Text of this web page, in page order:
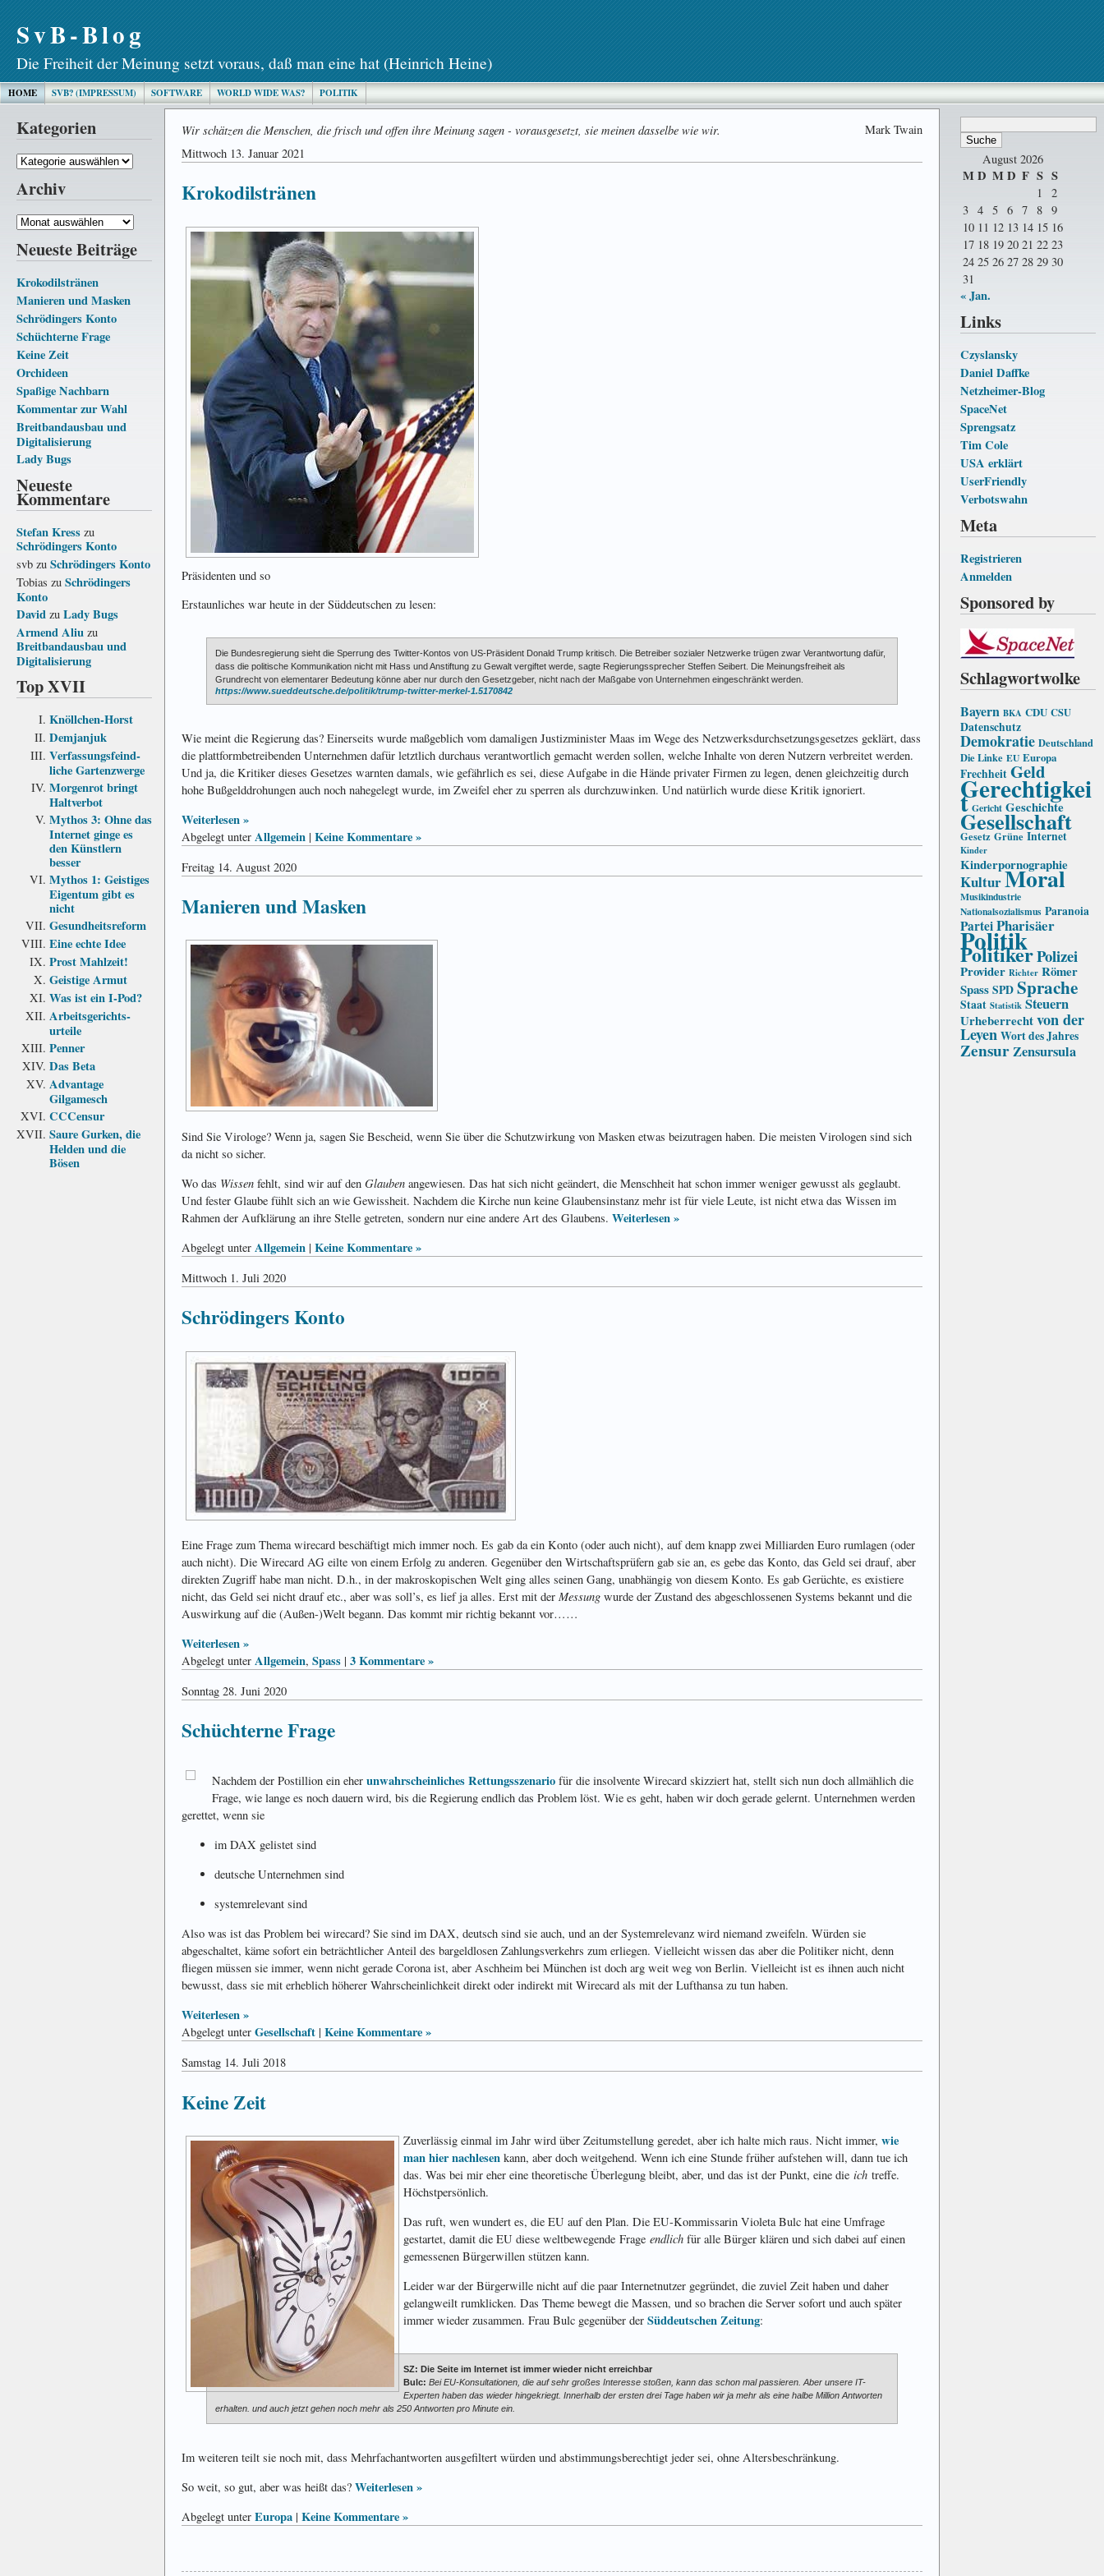
SvB-Blog
Die Freiheit der Meinung setzt voraus, daß man eine hat (Heinrich Heine)
HOME SVB? (IMPRESSUM) SOFTWARE WORLD WIDE WAS? POLITIK
Kategorien
Kategorien
Archiv
Archiv
Neueste Beiträge
Krokodilstränen
Manieren und Masken
Schrödingers Konto
Schüchterne Frage
Keine Zeit
Orchideen
Spaßige Nachbarn
Kommentar zur Wahl
Breitbandausbau und
Digitalisierung
Lady Bugs
Neueste
Kommentare
Stefan Kress zu
Schrödingers Konto
svb zu Schrödingers Konto
Tobias zu Schrödingers
Konto
David zu Lady Bugs
Armend Aliu zu
Breitbandausbau und
Digitalisierung
Top XVII
Knöllchen-Horst
Demjanjuk
Verfassungs­feind­
liche Garten­zwerge
Morgenrot bringt
Haltverbot
Mythos 3: Ohne das
Internet ginge es
den Künstlern
besser
Mythos 1: Geistiges
Eigentum gibt es
nicht
Gesundheits­reform
Eine echte Idee
Prost Mahlzeit!
Geistige Armut
Was ist ein I-Pod?
Arbeits­gerichts­
urteile
Penner
Das Beta
Advantage
Gilgamesch
CCCensur
Saure Gurken, die
Helden und die
Bösen
August 2026
MD MD F S S
1
2
3 4 5 6 7 8 9
10 11 12 13 14 15 16
17 18 19 20 21 22 23
24 25 26 27 28 29 30
31
« Jan.
Links
Czyslansky
Daniel Daffke
Netzheimer-Blog
SpaceNet
Sprengsatz
Tim Cole
USA erklärt
UserFriendly
Verbotswahn
Meta
Registrieren
Anmelden
Sponsored by
Schlagwortwolke
Bayern BKA CDU CSU
Datenschutz
Demokratie Deutschland
Die Linke EU Europa
Frechheit Geld
Gerechtigkei
t Gericht Geschichte
Gesellschaft
Gesetz Grüne Internet
Kinder
Kinderpornographie
KulturMoral
Musikindustrie
Nationalsozialismus Paranoia
ParteiPharisäer
Politik
PolitikerPolizei
Provider Richter Römer
Spass SPD Sprache
Staat Statistik Steuern
Urheberrechtvon der
Leyen Wort des Jahres
ZensurZensursula
Wir schätzen die Menschen, die frisch und offen ihre Meinung sagen - vorausgesetzt, sie meinen dasselbe wie wir.
Mark Twain
Mittwoch 13. Januar 2021
Krokodilstränen
Präsidenten und so
Erstaunliches war heute in der Süddeutschen zu lesen:
Die Bundesregierung sieht die Sperrung des Twitter-Kontos von US-Präsident Donald Trump kritisch. Die Betreiber sozialer Netzwerke trügen zwar Verantwortung dafür,
dass die politische Kommunikation nicht mit Hass und Anstiftung zu Gewalt vergiftet werde, sagte Regierungssprecher Steffen Seibert. Die Meinungsfreiheit als
Grundrecht von elementarer Bedeutung könne aber nur durch den Gesetzgeber, nicht nach der Maßgabe von Unternehmen eingeschränkt werden.
https://www.sueddeutsche.de/politik/trump-twitter-merkel-1.5170842
Wie meint die Regierung das? Einerseits wurde maßgeblich vom damaligen Justizminister Maas im Wege des Netzwerksdurchsetzungsgesetzes geklärt, dass
die plattformbetreibenden Unternehmen dafür letztlich durchaus verantwortlich gemacht werden sollen, welche Inhalte von deren Nutzern verbreitet werden.
Und ja, die Kritiker dieses Gesetzes warnten damals, wie gefährlich es sei, diese Aufgabe in die Hände privater Firmen zu legen, denen gleichzeitig durch
hohe Bußgelddrohungen auch noch nahegelegt wurde, im Zweifel eher zu sperren als durchzuwinken. Und natürlich wurde diese Kritik ignoriert.
Weiterlesen »
Abgelegt unter Allgemein | Keine Kommentare »
Freitag 14. August 2020
Manieren und Masken
Sind Sie Virologe? Wenn ja, sagen Sie Bescheid, wenn Sie über die Schutzwirkung von Masken etwas beizutragen haben. Die meisten Virologen sind sich
da nicht so sicher.
Wo das Wissen fehlt, sind wir auf den Glauben angewiesen. Das hat sich nicht geändert, die Menschheit hat schon immer weniger gewusst als geglaubt.
Und fester Glaube fühlt sich an wie Gewissheit. Nachdem die Kirche nun keine Glaubensinstanz mehr ist für viele Leute, ist nicht etwa das Wissen im
Rahmen der Aufklärung an ihre Stelle getreten, sondern nur eine andere Art des Glaubens. Weiterlesen »
Abgelegt unter Allgemein | Keine Kommentare »
Mittwoch 1. Juli 2020
Schrödingers Konto
Eine Frage zum Thema wirecard beschäftigt mich immer noch. Es gab da ein Konto (oder auch nicht), auf dem knapp zwei Milliarden Euro rumlagen (oder
auch nicht). Die Wirecard AG eilte von einem Erfolg zu anderen. Gegenüber den Wirtschaftsprüfern gab sie an, es gebe das Konto, das Geld sei drauf, aber
direkten Zugriff habe man nicht. D.h., in der makroskopischen Welt ging alles seinen Gang, unabhängig von diesem Konto. Es gab Gerüchte, es existiere
nicht, das Geld sei nicht drauf etc., aber was soll’s, es lief ja alles. Erst mit der Messung wurde der Zustand des abgeschlossenen Systems bekannt und die
Auswirkung auf die (Außen-)Welt begann. Das kommt mir richtig bekannt vor……
Weiterlesen »
Abgelegt unter Allgemein, Spass | 3 Kommentare »
Sonntag 28. Juni 2020
Schüchterne Frage
Nachdem der Postillion ein eher unwahrscheinliches Rettungsszenariofür die insolvente Wirecard skizziert hat, stellt sich nun doch allmählich die
Frage, wie lange es noch dauern wird, bis die Regierung endlich das Problem löst. Wie es geht, haben wir doch gerade gelernt. Unternehmen werden
gerettet, wenn sie
im DAX gelistet sind
deutsche Unternehmen sind
systemrelevant sind
Also was ist das Problem bei wirecard? Sie sind im DAX, deutsch sind sie auch, und an der Systemrelevanz wird niemand zweifeln. Würden sie
abgeschaltet, käme sofort ein beträchtlicher Anteil des bargeldlosen Zahlungsverkehrs zum erliegen. Vielleicht wissen das aber die Politiker nicht, denn
fliegen müssen sie immer, wenn nicht gerade Corona ist, aber Aschheim bei München ist doch arg weit weg von Berlin. Vielleicht ist es ihnen auch nicht
bewusst, dass sie mit erheblich höherer Wahrscheinlichkeit direkt oder indirekt mit Wirecard als mit der Lufthansa zu tun haben.
Weiterlesen »
Abgelegt unter Gesellschaft | Keine Kommentare »
Samstag 14. Juli 2018
Keine Zeit
Zuverlässig einmal im Jahr wird über Zeitumstellung geredet, aber ich halte mich raus. Nicht immer, wie
man hier nachlesen kann, aber doch weitgehend. Wenn ich eine Stunde früher aufstehen will, dann tue ich
das. Was bei mir eher eine theoretische Überlegung bleibt, aber, und das ist der Punkt, eine die ich treffe.
Höchstpersönlich.
Das ruft, wen wundert es, die EU auf den Plan. Die EU-Kommissarin Violeta Bulc hat eine Umfrage
gestartet, damit die EU diese weltbewegende Frage endlich für alle Bürger klären und sich dabei auf einen
gemessenen Bürgerwillen stützen kann.
Leider war der Bürgerwille nicht auf die paar Internetnutzer gegründet, die zuviel Zeit haben und daher
gelangweilt rumklicken. Das Theme bewegt die Massen, und so brachen die Server sofort und auch später
immer wieder zusammen. Frau Bulc gegenüber der Süddeutschen Zeitung:
SZ: Die Seite im Internet ist immer wieder nicht erreichbar
Bulc: Bei EU-Konsultationen, die auf sehr großes Interesse stoßen, kann das schon mal passieren. Aber unsere IT-
Experten haben das wieder hingekriegt. Innerhalb der ersten drei Tage haben wir ja mehr als eine halbe Million Antworten
erhalten. und auch jetzt gehen noch mehr als 250 Antworten pro Minute ein.
Im weiteren teilt sie noch mit, dass Mehrfachantworten ausgefiltert würden und abstimmungsberechtigt jeder sei, ohne Altersbeschränkung.
So weit, so gut, aber was heißt das? Weiterlesen »
Abgelegt unter Europa | Keine Kommentare »